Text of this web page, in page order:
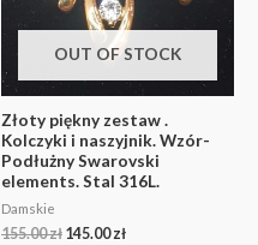
OUT OF STOCK
Złoty piękny zestaw .
Kolczyki i naszyjnik. Wzór-
Podłużny Swarovski
elements. Stal 316L.
Damskie
155.00zł 145.00zł